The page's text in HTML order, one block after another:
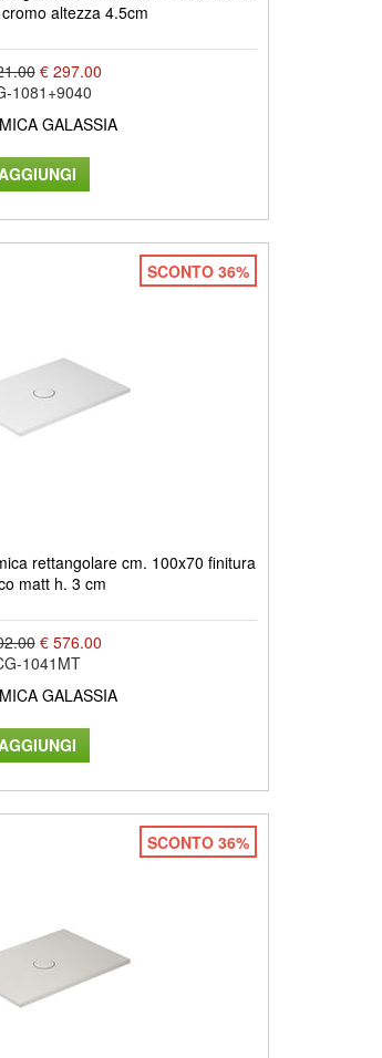
altezza 4.5cm
€ 297.00
1081+9040
GALASSIA
SCONTO 36%
rettangolare cm. 100x70 finitura
matt h. 3 cm
€ 576.00
1041MT
GALASSIA
SCONTO 36%